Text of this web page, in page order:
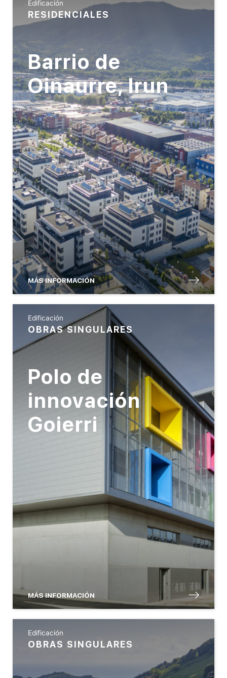
Edificación
RESIDENCIALES
Barrio de
Oinaurre, Irun
MÁS INFORMACIÓN
Edificación
OBRAS SINGULARES
Polo de
innovación
Goierri
MÁS INFORMACIÓN
Edificación
OBRAS SINGULARES